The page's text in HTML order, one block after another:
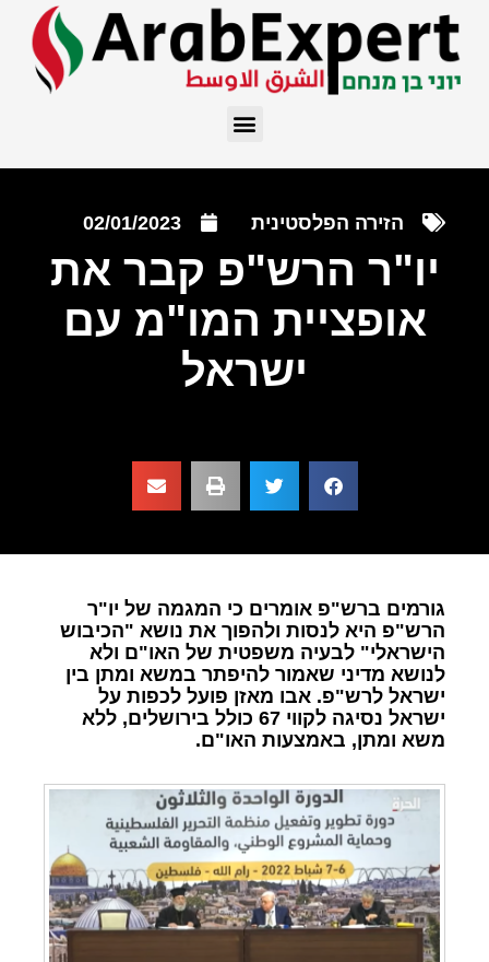
הזירה הפלסטינית 02/01/2023
יו"ר הרש"פ קבר את
אופציית המו"מ עם
ישראל
גורמים ברש"פ אומרים כי המגמה של יו"ר
הרש"פ היא לנסות ולהפוך את נושא "הכיבוש
הישראלי" לבעיה משפטית של האו"ם ולא
לנושא מדיני שאמור להיפתר במשא ומתן בין
ישראל לרש"פ. אבו מאזן פועל לכפות על
ישראל נסיגה לקווי 67 כולל בירושלים, ללא
משא ומתן, באמצעות האו"ם.